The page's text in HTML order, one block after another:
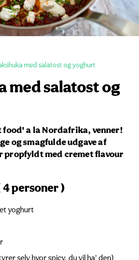
med salatost og yoghurt
med salatost og
food' a la Nordafrika, venner!
og smagfulde udgave af
propfyldt med cremet flavour
personer )
yoghurt